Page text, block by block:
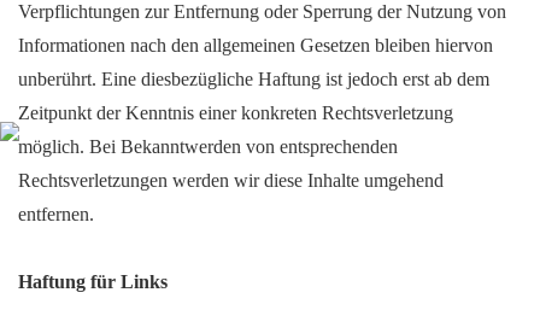
Verpflichtungen zur Entfernung oder Sperrung der Nutzung von
Informationen nach den allgemeinen Gesetzen bleiben hiervon
unberührt. Eine diesbezügliche Haftung ist jedoch erst ab dem
Zeitpunkt der Kenntnis einer konkreten Rechtsverletzung
möglich. Bei Bekanntwerden von entsprechenden
Rechtsverletzungen werden wir diese Inhalte umgehend
entfernen.
Haftung für Links